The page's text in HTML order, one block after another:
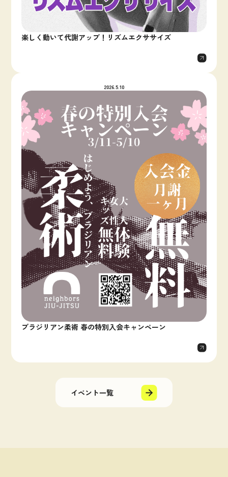
楽しく動いて代謝アップ！リズムエクササイズ
2026.5.10
ブラジリアン柔術 春の特別入会キャンペーン
イベント一覧